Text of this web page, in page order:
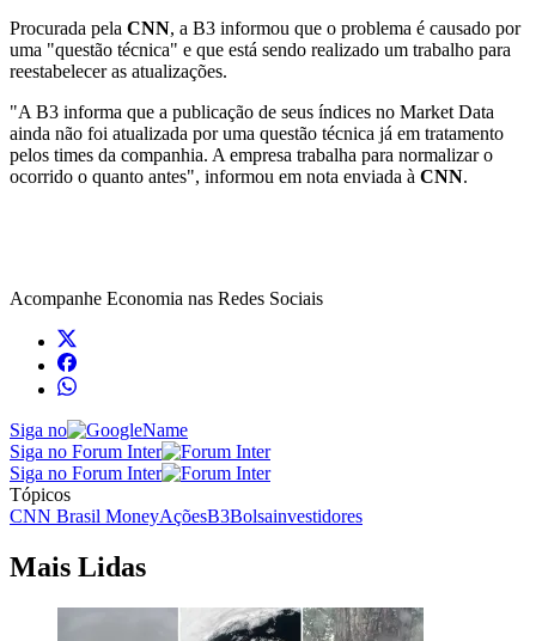
Procurada pela CNN, a B3 informou que o problema é causado por
uma "questão técnica" e que está sendo realizado um trabalho para
reestabelecer as atualizações.
"A B3 informa que a publicação de seus índices no Market Data
ainda não foi atualizada por uma questão técnica já em tratamento
pelos times da companhia. A empresa trabalha para normalizar o
ocorrido o quanto antes", informou em nota enviada à CNN.
Acompanhe Economia nas Redes Sociais
Siga no
Siga no Forum Inter
Siga no Forum Inter
Tópicos
CNN Brasil MoneyAçõesB3Bolsainvestidores
Mais Lidas